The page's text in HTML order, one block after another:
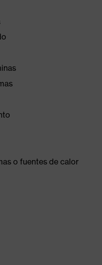
o fuentes de calor